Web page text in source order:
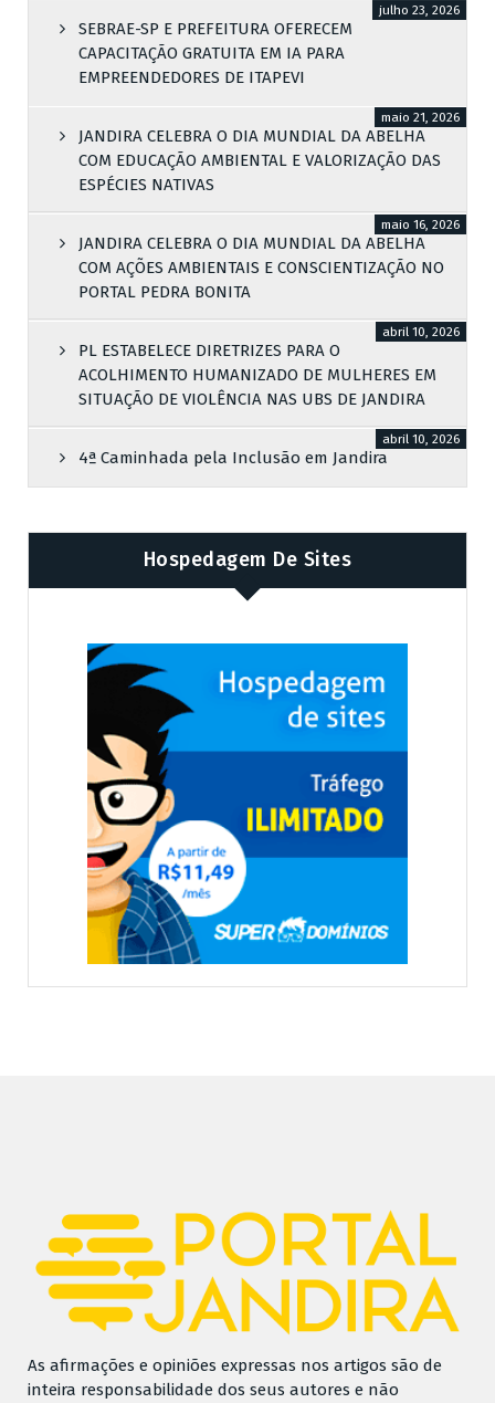
SEBRAE-SP E PREFEITURA OFERECEM
CAPACITAÇÃO GRATUITA EM IA PARA
EMPREENDEDORES DE ITAPEVI
julho 23, 2026
JANDIRA CELEBRA O DIA MUNDIAL DA ABELHA
COM EDUCAÇÃO AMBIENTAL E VALORIZAÇÃO DAS
ESPÉCIES NATIVAS
maio 21, 2026
JANDIRA CELEBRA O DIA MUNDIAL DA ABELHA
COM AÇÕES AMBIENTAIS E CONSCIENTIZAÇÃO NO
PORTAL PEDRA BONITA
maio 16, 2026
PL ESTABELECE DIRETRIZES PARA O
ACOLHIMENTO HUMANIZADO DE MULHERES EM
SITUAÇÃO DE VIOLÊNCIA NAS UBS DE JANDIRA
abril 10, 2026
4ª Caminhada pela Inclusão em Jandira
abril 10, 2026
Hospedagem De Sites
As afirmações e opiniões expressas nos artigos são de
inteira responsabilidade dos seus autores e não